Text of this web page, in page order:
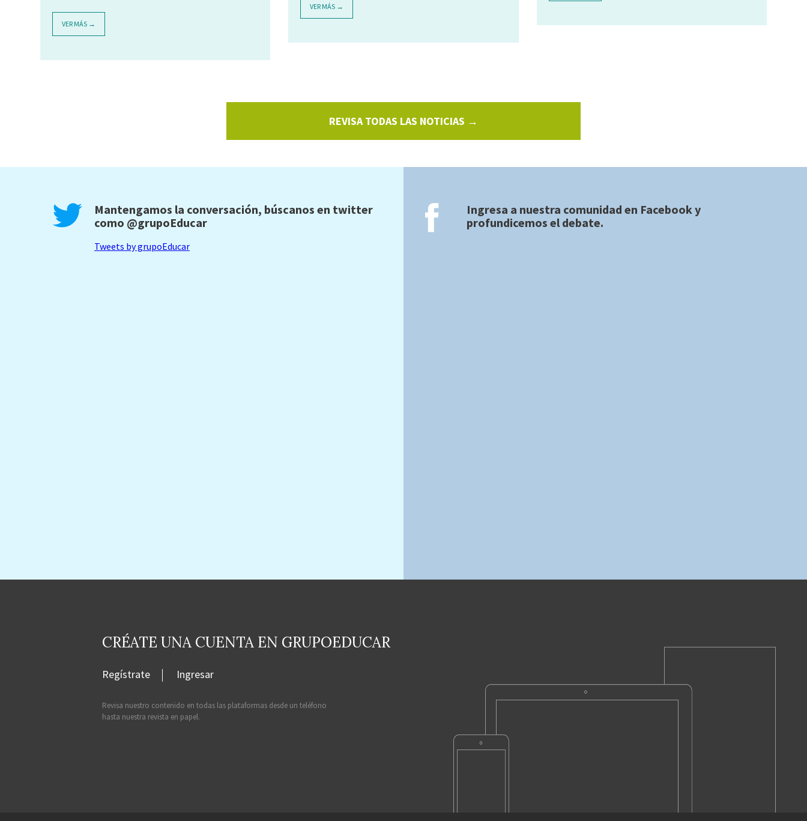
VER MÁS →
VER MÁS →
REVISA TODAS LAS NOTICIAS →
Mantengamos la conversación, búscanos en twitter
como @grupoEducar
Tweets by grupoEducar
Ingresa a nuestra comunidad en Facebooky
profundicemos el debate.
CRÉATE UNA CUENTA EN GRUPOEDUCAR
Regístrate Ingresar
Revisa nuestro contenido en todas las plataformas desde un teléfono
hasta nuestra revista en papel.